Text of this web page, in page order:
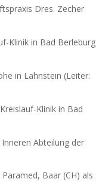
Dres. Zecher
Klinik in Bad Berleburg
in Lahnstein (Leiter:
Klinik in Bad
Abteilung der
Baar (CH) als